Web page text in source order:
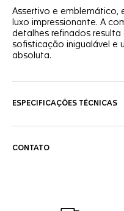
Assertivo e emblemático,
luxo impressionante. A
detalhes refinados
sofisticação inigualável e
absoluta.
horas revestidos em
exclusivo. Seu vidro de
ESPECIFICAÇÕES TÉCNICAS
CONTATO